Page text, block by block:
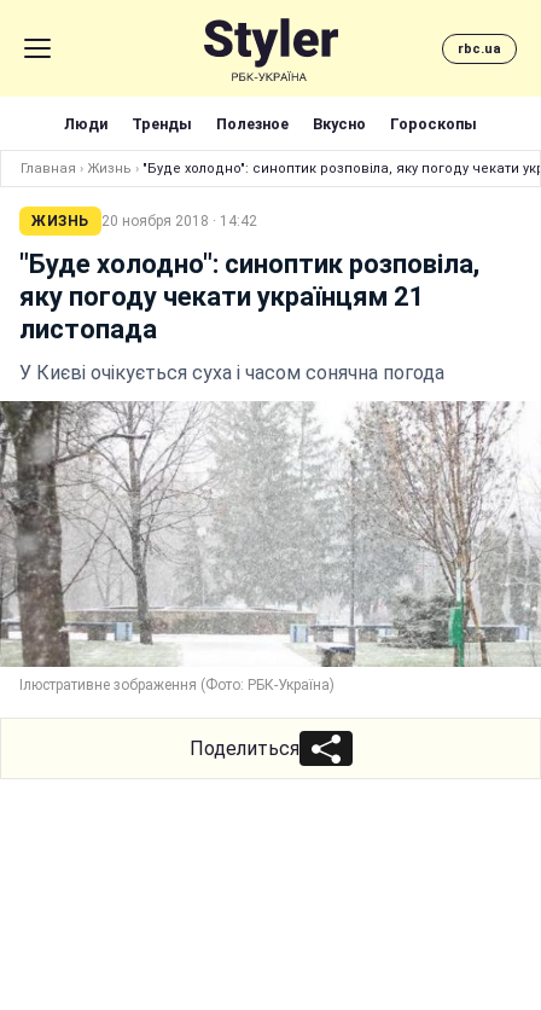
rbc.ua
Люди Тренды Полезное Вкусно Гороскопы
Главная › Жизнь › "Буде холодно": синоптик розповіла, яку погоду чекати
ЖИЗНЬ 20 ноября 2018 · 14:42
"Буде холодно": синоптик розповіла,
яку погоду чекати українцям 21
листопада
У Києві очікується суха і часом сонячна погода
Ілюстративне зображення (Фото: РБК-Україна)
Поделиться